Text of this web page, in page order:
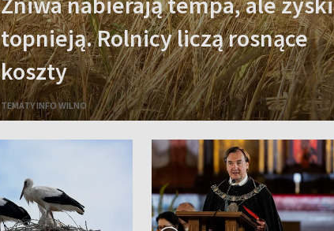
topnieją. Rolnicy liczą rosnące
koszty
TEMATY INFO WILNO